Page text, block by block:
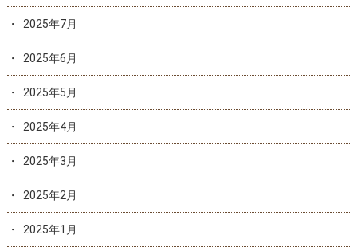
2025年7月
2025年6月
2025年5月
2025年4月
2025年3月
2025年2月
2025年1月